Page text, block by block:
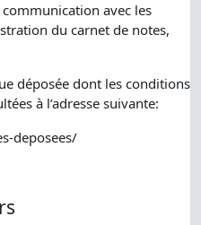
avec les
du carnet de notes,
déposée dont les conditions
à l’adresse suivante:
deposees/